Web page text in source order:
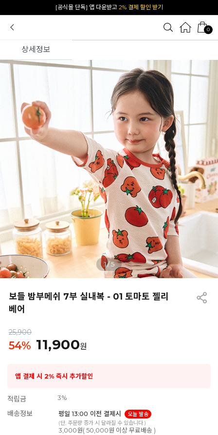
카카오 플친 추가하면1천원 즉시 할인 쿠폰
0
상세정보
1/5
보들 밤부메쉬 7부 실내복 - 01 토마토 젤리
베어
25,900
54% 11,900원
앱 결제 시 2% 즉시 추가할인
적립금 3%
배송정보 평일 13:00 이전 결제시
오늘 발송
(단, 주문량 증가 시 달라질 수 있습니다.)
3,000원( 50,000원 이상 무료배송 )